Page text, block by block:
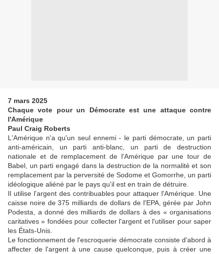
7 mars 2025
Chaque vote pour un Démocrate est une attaque contre
l'Amérique
Paul Craig Roberts
L'Amérique n'a qu'un seul ennemi - le parti démocrate, un parti
anti-américain, un parti anti-blanc, un parti de destruction
nationale et de remplacement de l'Amérique par une tour de
Babel, un parti engagé dans la destruction de la normalité et son
remplacement par la perversité de Sodome et Gomorrhe, un parti
idéologique aliéné par le pays qu'il est en train de détruire.
Il utilise l'argent des contribuables pour attaquer l'Amérique. Une
caisse noire de 375 milliards de dollars de l'EPA, gérée par John
Podesta, a donné des milliards de dollars à des « organisations
caritatives » fondées pour collecter l'argent et l'utiliser pour saper
les États-Unis.
Le fonctionnement de l'escroquerie démocrate consiste d'abord à
affecter de l'argent à une cause quelconque, puis à créer une